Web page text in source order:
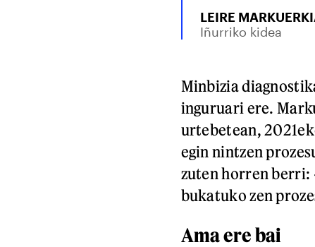
LEIRE
Iñurriko kidea
Minbizia
inguruari ere.
urtebetean,
egin nintzen
zuten horren berri:
bukatuko zen
Ama ere bai